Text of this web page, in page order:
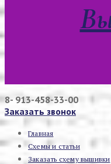
8- 913-458-33-00
Заказать звонок
Главная
Схемы и статьи
Заказать схему вышивки